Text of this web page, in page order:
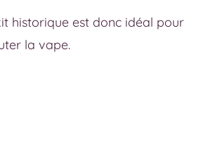
historique est donc idéal pour
la vape.